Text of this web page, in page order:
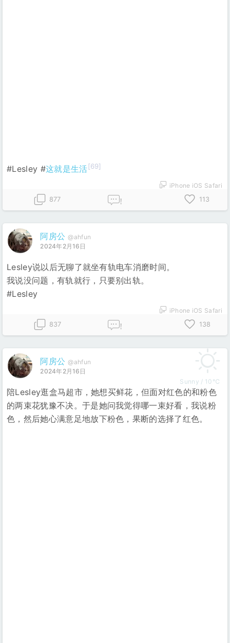
#Lesley #这就是生活[69]
iPhone iOS Safari
877
! 113
阿房公 @ahfun
2024年2月16日
Lesley说以后无聊了就坐有轨电车消磨时间。
我说没问题，有轨就行，只要别出轨。
#Lesley
iPhone iOS Safari
837
! 138
阿房公 @ahfun
2024年2月16日
Sunny / 10℃
陪Lesley逛盒马超市，她想买鲜花，但面对红色的和粉色
的两束花犹豫不决。于是她问我觉得哪一束好看，我说粉
色，然后她心满意足地放下粉色，果断的选择了红色。